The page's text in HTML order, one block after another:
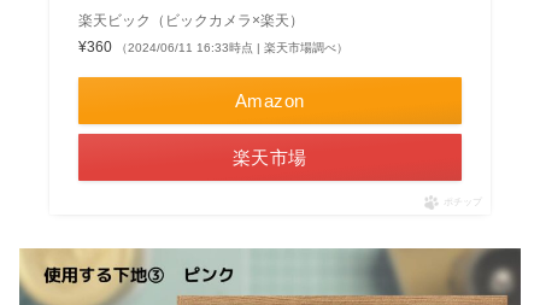
楽天ビック（ビックカメラ×楽天）
¥360
（2024/06/11 16:33時点 | 楽天市場調べ）
Amazon
楽天市場
ポチップ